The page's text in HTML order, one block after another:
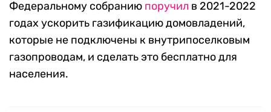
Федеральному собранию поручил в 2021-2022
годах ускорить газификацию домовладений,
которые не подключены к внутрипоселковым
газопроводам, и сделать это бесплатно для
населения.